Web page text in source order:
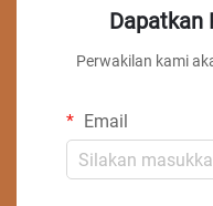
Dapatkan
Perwakilan kami
Email